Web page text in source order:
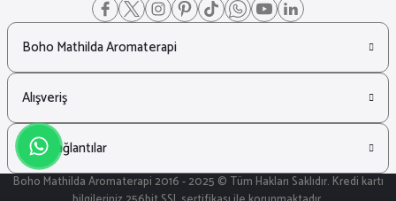
Boho Mathilda Aromaterapi
Alışveriş
Hızlı Bağlantılar
Boho Mathilda Aromaterapi 2016 - 2025 © Tüm Hakları Saklıdır. Kredi kartı